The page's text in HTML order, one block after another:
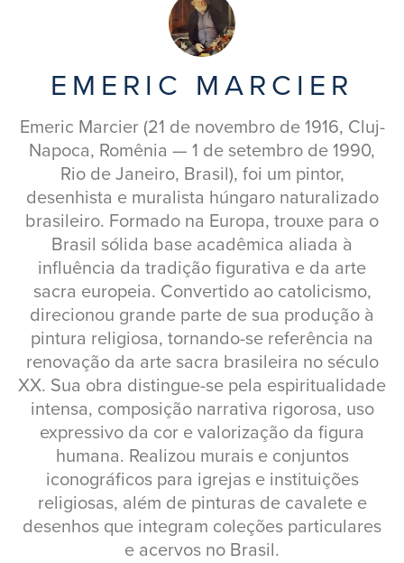
EMERIC MARCIER
Emeric Marcier (21 de novembro de 1916, Cluj-
Napoca, Romênia — 1 de setembro de 1990,
Rio de Janeiro, Brasil), foi um pintor,
desenhista e muralista húngaro naturalizado
brasileiro. Formado na Europa, trouxe para o
Brasil sólida base acadêmica aliada à
influência da tradição figurativa e da arte
sacra europeia. Convertido ao catolicismo,
direcionou grande parte de sua produção à
pintura religiosa, tornando-se referência na
renovação da arte sacra brasileira no século
XX. Sua obra distingue-se pela espiritualidade
intensa, composição narrativa rigorosa, uso
expressivo da cor e valorização da figura
humana. Realizou murais e conjuntos
iconográficos para igrejas e instituições
religiosas, além de pinturas de cavalete e
desenhos que integram coleções particulares
e acervos no Brasil.